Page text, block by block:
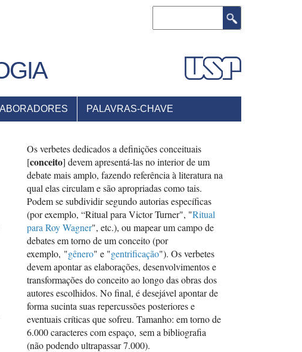
PALAVRAS-CHAVE
Os verbetes dedicados a definições conceituais
[conceito] devem apresentá-las no interior de um
debate mais amplo, fazendo referência à literatura na
qual elas circulam e são apropriadas como tais.
Podem se subdividir segundo autorias específicas
(por exemplo, “Ritual para Victor Turner", "Ritual
para Roy Wagner", etc.), ou mapear um campo de
debates em torno de um conceito (por
exemplo, "gênero" e "gentrificação"). Os verbetes
devem apontar as elaborações, desenvolvimentos e
transformações do conceito ao longo das obras dos
autores escolhidos. No final, é desejável apontar de
forma sucinta suas repercussões posteriores e
eventuais críticas que sofreu. Tamanho: em torno de
6.000 caracteres com espaço, sem a bibliografia
(não podendo ultrapassar 7.000).